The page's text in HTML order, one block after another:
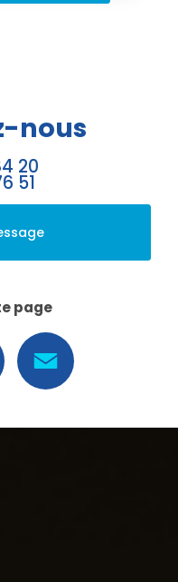
nous
20
51
page